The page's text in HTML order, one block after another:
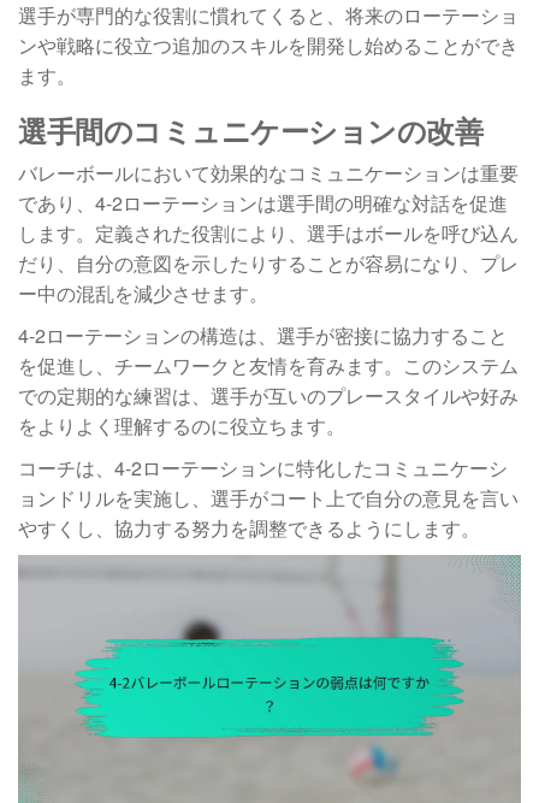
選手が専門的な役割に慣れてくると、将来のローテーショ
ンや戦略に役立つ追加のスキルを開発し始めることができ
ます。
選手間のコミュニケーションの改善
バレーボールにおいて効果的なコミュニケーションは重要
であり、4-2ローテーションは選手間の明確な対話を促進
します。定義された役割により、選手はボールを呼び込ん
だり、自分の意図を示したりすることが容易になり、プレ
ー中の混乱を減少させます。
4-2ローテーションの構造は、選手が密接に協力すること
を促進し、チームワークと友情を育みます。このシステム
での定期的な練習は、選手が互いのプレースタイルや好み
をよりよく理解するのに役立ちます。
コーチは、4-2ローテーションに特化したコミュニケーシ
ョンドリルを実施し、選手がコート上で自分の意見を言い
やすくし、協力する努力を調整できるようにします。